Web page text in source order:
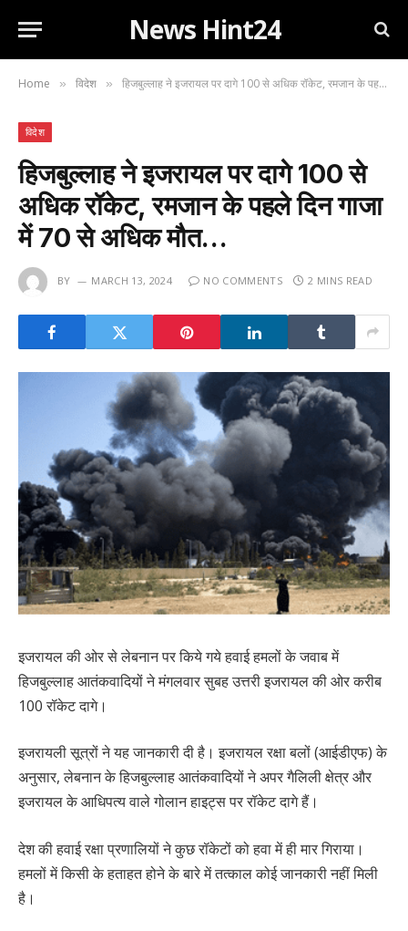
News Hint24
Home » विदेश » हिजबुल्लाह ने इजरायल पर दागे 100 से अधिक रॉकेट, रमजान के पहले दिन गाजा में 70 से अधिक मौत…
विदेश
हिजबुल्लाह ने इजरायल पर दागे 100 से
अधिक रॉकेट, रमजान के पहले दिन गाजा
में 70 से अधिक मौत…
BY MARCH 13, 2024 NO COMMENTS 2 MINS READ
इजरायल की ओर से लेबनान पर किये गये हवाई हमलों के जवाब में
हिजबुल्लाह आतंकवादियों ने मंगलवार सुबह उत्तरी इजरायल की ओर करीब
100 रॉकेट दागे।
इजरायली सूत्रों ने यह जानकारी दी है। इजरायल रक्षा बलों (आईडीएफ) के
अनुसार, लेबनान के हिजबुल्लाह आतंकवादियों ने अपर गैलिली क्षेत्र और
इजरायल के आधिपत्य वाले गोलान हाइट्स पर रॉकेट दागे हैं।
देश की हवाई रक्षा प्रणालियों ने कुछ रॉकेटों को हवा में ही मार गिराया।
हमलों में किसी के हताहत होने के बारे में तत्काल कोई जानकारी नहीं मिली
है।